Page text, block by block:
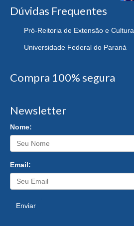
Dúvidas Frequentes
Pró-Reitoria de Extensão e Cultura
Universidade Federal do Paraná
Compra 100% segura
Newsletter
Nome:
Email:
Enviar